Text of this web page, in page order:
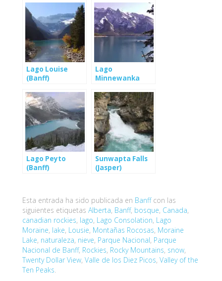
Lago Louise
(Banff)
Lago
Minnewanka
Lago Peyto
(Banff)
Sunwapta Falls
(Jasper)
Esta entrada ha sido publicada en Banffcon las
siguientes etiquetas Alberta, Banff, bosque, Canada,
canadian rockies, lago, Lago Consolation, Lago
Moraine, lake, Lousie, Montañas Rocosas, Moraine
Lake, naturaleza, nieve, Parque Nacional, Parque
Nacional de Banff, Rockies, Rocky Mountains, snow,
Twenty Dollar View, Valle de los Diez Picos, Valley of the
Ten Peaks.